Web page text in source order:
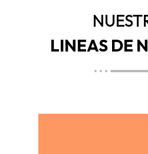
LINEAS DE